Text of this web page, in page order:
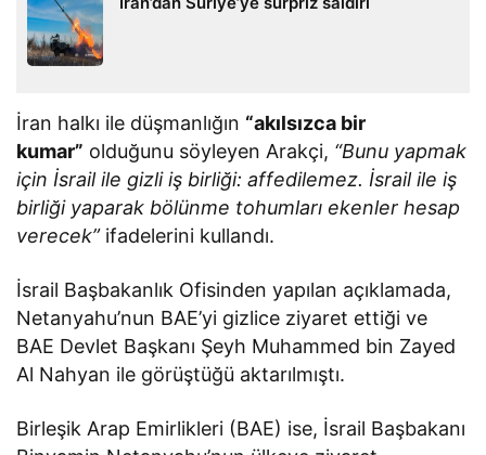
İran halkı ile düşmanlığın “akılsızca bir
kumar” olduğunu söyleyen Arakçi, “Bunu yapmak
için İsrail ile gizli iş birliği: affedilemez. İsrail ile iş
birliği yaparak bölünme tohumları ekenler hesap
verecek”ifadelerini kullandı.
İsrail Başbakanlık Ofisinden yapılan açıklamada,
Netanyahu’nun BAE’yi gizlice ziyaret ettiği ve
BAE Devlet Başkanı Şeyh Muhammed bin Zayed
Al Nahyan ile görüştüğü aktarılmıştı.
Birleşik Arap Emirlikleri (BAE) ise, İsrail Başbakanı